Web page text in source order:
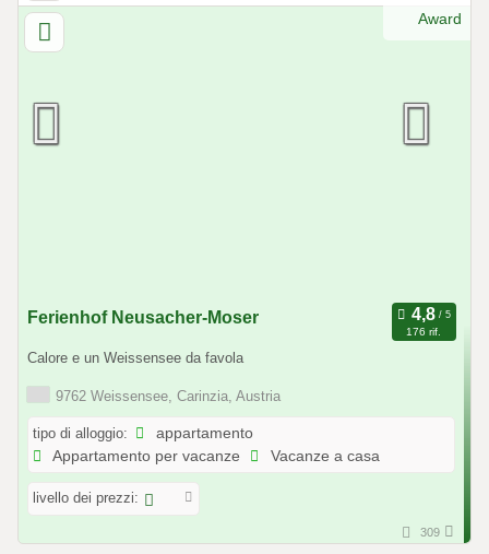
Ferienhof Neusacher-Moser
176 rif.
Calore e un Weissensee da favola
9762 Weissensee, Carinzia, Austria
tipo di alloggio:
appartamento
Appartamento per vacanze
Vacanze a casa
livello dei prezzi:
309